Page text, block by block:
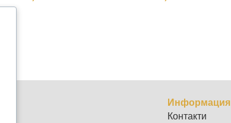
Информация
Контакти